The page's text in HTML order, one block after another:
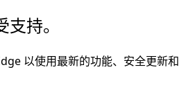
持。
以使用最新的功能、安全更新和